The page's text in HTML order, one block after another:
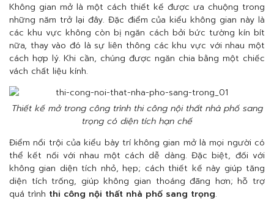
Không gian mở là một cách thiết kế được ưa chuộng trong
những năm trở lại đây. Đặc điểm của kiểu không gian này là
các khu vực không còn bị ngăn cách bởi bức tường kín bít
nữa, thay vào đó là sự liên thông các khu vực với nhau một
cách hợp lý. Khi cần, chúng được ngăn chia bằng một chiếc
vách chất liệu kính.
Thiết kế mở trong công trình thi công nội thất nhà phố sang
trọng có diện tích hạn chế
Điểm nổi trội của kiểu bày trí không gian mở là mọi người có
thể kết nối với nhau một cách dễ dàng. Đặc biệt, đối với
không gian diện tích nhỏ, hẹp; cách thiết kế này giúp tăng
diện tích trống, giúp không gian thoáng đãng hơn; hỗ trợ
quá trình thi công nội thất nhà phố sang trọng.